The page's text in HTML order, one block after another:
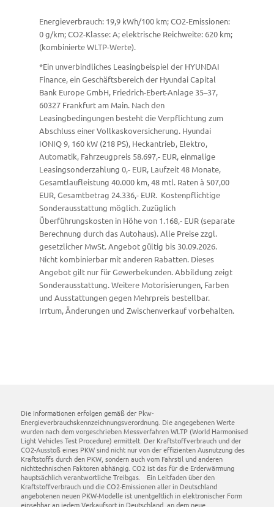
Energieverbrauch: 19,9 kWh/100 km; CO2-Emissionen:
0 g/km; CO2-Klasse: A; elektrische Reichweite: 620 km;
(kombinierte WLTP-Werte).
*Ein unverbindliches Leasingbeispiel der HYUNDAI
Finance, ein Geschäftsbereich der Hyundai Capital
Bank Europe GmbH, Friedrich-Ebert-Anlage 35–37,
60327 Frankfurt am Main. Nach den
Leasingbedingungen besteht die Verpflichtung zum
Abschluss einer Vollkaskoversicherung. Hyundai
IONIQ 9, 160 kW (218 PS), Heckantrieb, Elektro,
Automatik, Fahrzeugpreis 58.697,- EUR, einmalige
Leasingsonderzahlung 0,- EUR, Laufzeit 48 Monate,
Gesamtlaufleistung 40.000 km, 48 mtl. Raten à 507,00
EUR, Gesamtbetrag 24.336,- EUR. Kostenpflichtige
Sonderausstattung möglich. Zuzüglich
Überführungskosten in Höhe von 1.168,- EUR (separate
Berechnung durch das Autohaus). Alle Preise zzgl.
gesetzlicher MwSt. Angebot gültig bis 30.09.2026.
Nicht kombinierbar mit anderen Rabatten. Dieses
Angebot gilt nur für Gewerbekunden. Abbildung zeigt
Sonderausstattung. Weitere Motorisierungen, Farben
und Ausstattungen gegen Mehrpreis bestellbar.
Irrtum, Änderungen und Zwischenverkauf vorbehalten.
Die Informationen erfolgen gemäß der Pkw-
Energieverbrauchskennzeichnungsverordnung. Die angegebenen Werte
wurden nach dem vorgeschrieben Messverfahren WLTP (World Harmonised
Light Vehicles Test Procedure) ermittelt. Der Kraftstoffverbrauch und der
CO2-Ausstoß eines PKW sind nicht nur von der effizienten Ausnutzung des
Kraftstoffs durch den PKW, sondern auch vom Fahrstil und anderen
nichttechnischen Faktoren abhängig. CO2 ist das für die Erderwärmung
hauptsächlich verantwortliche Treibgas. Ein Leitfaden über den
Kraftstoffverbrauch und die CO2-Emissionen aller in Deutschland
angebotenen neuen PKW-Modelle ist unentgeltlich in elektronischer Form
einsehbar an jedem Verkaufsort in Deutschland, an dem neue